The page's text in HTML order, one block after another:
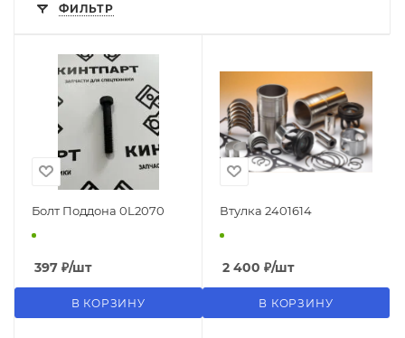
ФИЛЬТР
Болт Поддона 0L2070
397 ₽/шт
В КОРЗИНУ
Втулка 2401614
2 400 ₽/шт
В КОРЗИНУ